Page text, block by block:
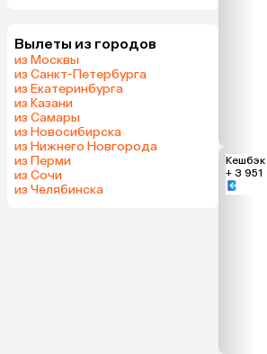
Вылеты из городов
из Москвы
из Санкт-Петербурга
из Екатеринбурга
из Казани
из Самары
из Новосибирска
из Нижнего Новгорода
из Перми
из Сочи
из Челябинска
Кешбэк
+ 3 951